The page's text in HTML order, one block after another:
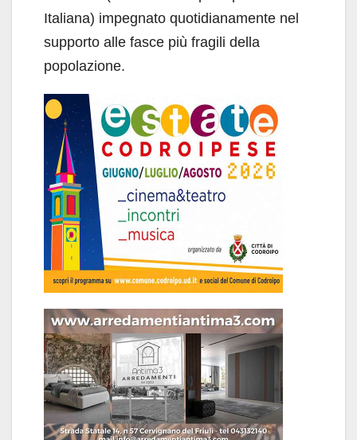
Italiana) impegnato quotidianamente nel
supporto alle fasce più fragili della
popolazione.